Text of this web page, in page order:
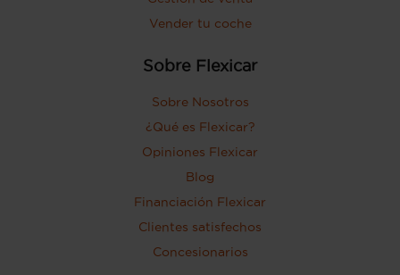
Vender tu coche
Sobre Flexicar
Sobre Nosotros
¿Qué es Flexicar?
Opiniones Flexicar
Blog
Financiación Flexicar
Clientes satisfechos
Concesionarios